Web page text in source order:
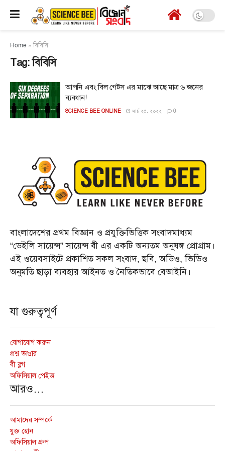
Home »বিবিসি
Tag:বিবিসি
আপনি এবং বিল গেটস এর মাঝে আছে মাত্র ৬ জনের
ব্যবধান!
SCIENCE BEE ONLINE মার্চ ২৫, ২০২২ 0
বাংলাদেশের প্রথম বিজ্ঞান ও প্রযুক্তিভিত্তিক সংবাদমাধ্যম
“ডেইলি সায়েন্স” সায়েন্স বী এর একটি অন্যতম অনুষঙ্গ প্রোগ্রাম।
এই ওয়েবসাইটে প্রকাশিত সকল সংবাদ, ছবি, অডিও, ভিডিও
অনুমতি ছাড়া ব্যবহার আইনত ও নৈতিকভাবে বেআইনি।
যা গুরুত্বপূর্ণ
যোগাযোগ করুন
প্রশ্ন ভাণ্ডার
বী ব্লগ
অফিসিয়াল পেইজ
আরও…
আমাদের সম্পর্কে
যুক্ত হোন
অফিসিয়াল গ্রুপ